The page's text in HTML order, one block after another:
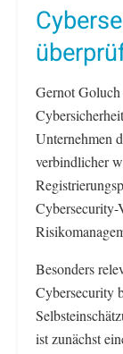
Gernot Goluch
Unternehmen
verbindlicher
Besonders
Cybersecurity
ist zunächst